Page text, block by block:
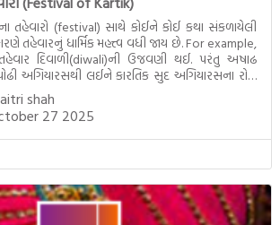
તહેવારો (festival) સાથે કોઈને કોઈ કથા સંકળાયેલી
તહેવારનું ધાર્મિક મહત્ત્વ વધી જાય છે. For example,
દિવાળી(diwali)ની ઉજવણી થઈ. પરંતુ અષાઢ
અગિયારસથી લઈને કારતિક સુદ અગિયારસના રોજ
વચ્ચે મોટેભાગે યજ્ઞોપવીત સંસ્કાર, લગ્ન,
જેવા […]
shah
27 2025